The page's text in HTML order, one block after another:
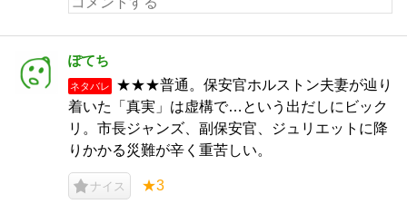
ぽてち
ネタバレ
★★★普通。保安官ホルストン夫妻が辿り
着いた「真実」は虚構で…という出だしにビック
リ。市長ジャンズ、副保安官、ジュリエットに降
りかかる災難が辛く重苦しい。
ナイス ★3